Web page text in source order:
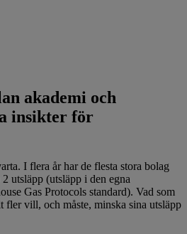
akademi och
insikter för
I flera år har de flesta stora bolag
utsläpp (utsläpp i den egna
Gas Protocols standard). Vad som
fler vill, och måste, minska sina utsläpp